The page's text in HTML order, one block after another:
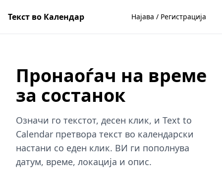
Текст во Календар Најава / Регистрација
Пронаоѓач на време
за состанок
Означи го текстот, десен клик, и Text to
Calendar претвора текст во календарски
настани со еден клик. ВИ ги пополнува
датум, време, локација и опис.